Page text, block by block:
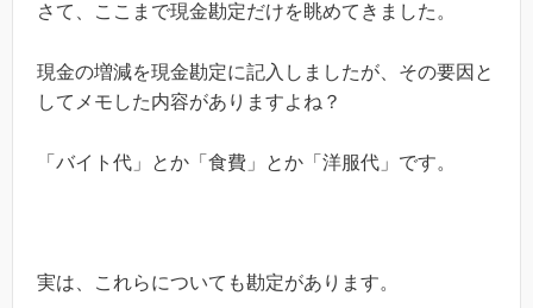
さて、ここまで現金勘定だけを眺めてきました。
現金の増減を現金勘定に記入しましたが、その要因と
してメモした内容がありますよね？
「バイト代」とか「食費」とか「洋服代」です。
実は、これらについても勘定があります。